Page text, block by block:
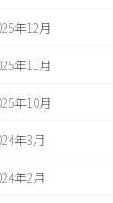
年12月
年11月
年10月
年3月
年2月